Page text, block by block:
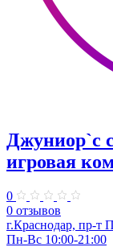
Джуниор`с
игровая
0
0 отзывов
​г.Краснодар, пр-т
Пн-Вс 10:00-21:00